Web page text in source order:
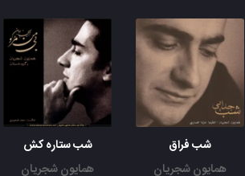
شب فراق
همایون شجریان
شب ستاره کش
همایون شجریان